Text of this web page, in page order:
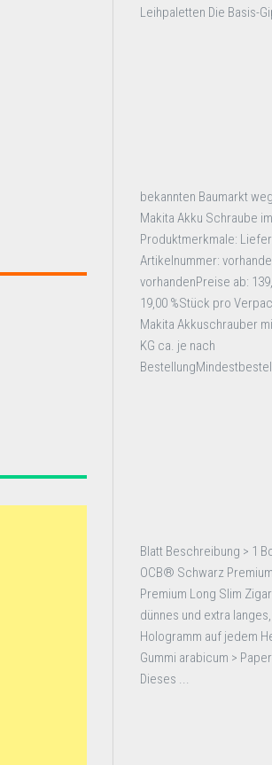
Leihpaletten Die Basis-
bekannten Baumarkt
Makita Akku Schraube
Produktmerkmale:
Artikelnummer:
vorhandenPreise ab:
19,00 %Stück pro
Makita Akkuschrauber
KG ca. je nach
Blatt Beschreibung > 1
OCB® Schwarz
Premium Long Slim
dünnes und extra
Hologramm auf jedem
Gummi arabicum >
Dieses ...